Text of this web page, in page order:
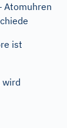
Atomuhren
ist
wird